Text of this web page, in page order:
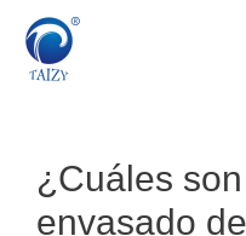
Saltar
contenido
¿Cuáles
envasado